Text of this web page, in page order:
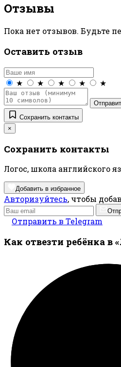
Отзывы
Пока нет отзывов. Будьте
Оставить отзыв
★ ★ ★ ★ ★
Сохранить контакты
×
Сохранить контакты
Логос, школа английского
Добавить в избранное
Авторизуйтесь, чтобы
Отправить в Telegram
Как отвезти ребёнка в